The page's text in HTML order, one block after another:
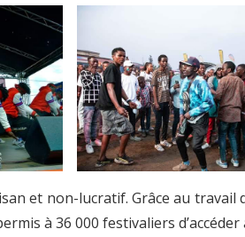
et non-lucratif. Grâce au travail
à 36 000 festivaliers